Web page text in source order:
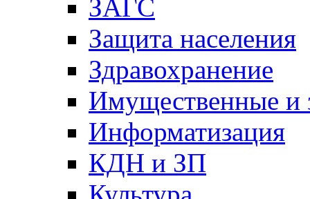
ЗАГС
Защита населения
Здравохранение
Имущественные и
Информатизация
КДН и ЗП